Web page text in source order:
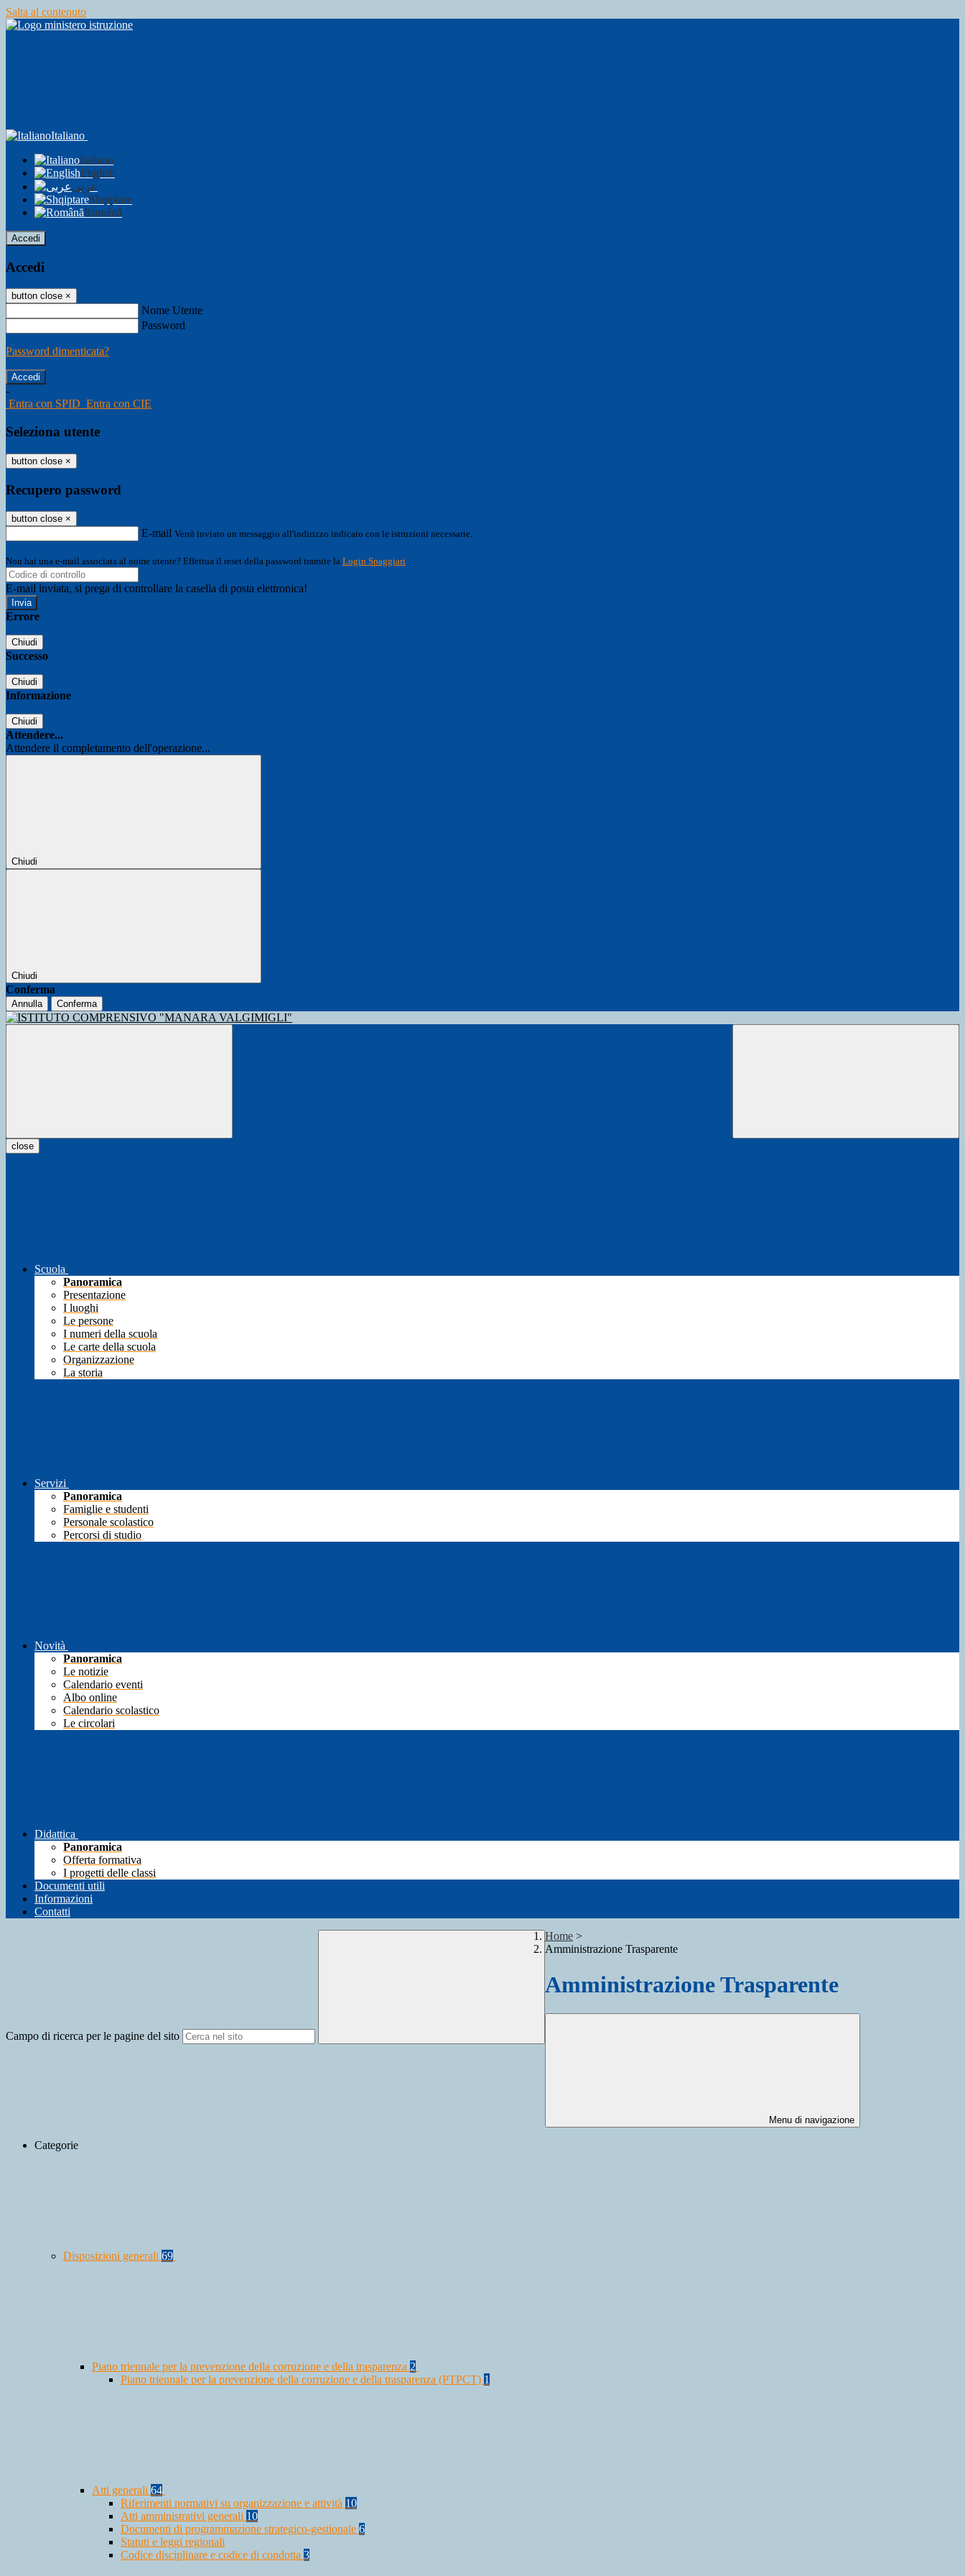
Salta al contenuto
Italiano
Italiano
English
عربى
Shqiptare
Română
Accedi
Accedi
button close ×
Nome Utente
Password
Password dimenticata?
-
Entra con SPID Entra con CIE
Seleziona utente
button close ×
Recupero password
button close ×
E-mail Verrà inviato un messaggio all'indirizzo indicato con le istruzioni necessarie.
Non hai una e-mail associata al nome utente? Effettua il reset della password tramite la Login Spaggiari
E-mail inviata, si prega di controllare la casella di posta elettronica!
Errore
Chiudi
Successo
Chiudi
Informazione
Chiudi
Attendere...
Attendere il completamento dell'operazione...
Chiudi
Chiudi
Conferma
Annulla Conferma
close
Scuola
Panoramica
Presentazione
I luoghi
Le persone
I numeri della scuola
Le carte della scuola
Organizzazione
La storia
Servizi
Panoramica
Famiglie e studenti
Personale scolastico
Percorsi di studio
Novità
Panoramica
Le notizie
Calendario eventi
Albo online
Calendario scolastico
Le circolari
Didattica
Panoramica
Offerta formativa
I progetti delle classi
Documenti utili
Informazioni
Contatti
Campo di ricerca per le pagine del sito
Home >
Amministrazione Trasparente
Amministrazione Trasparente
Menu di navigazione
Categorie
Disposizioni generali 69
Piano triennale per la prevenzione della corruzione e della trasparenza 2
Piano triennale per la prevenzione della corruzione e della trasparenza (PTPCT) 1
Atti generali 64
Riferimenti normativi su organizzazione e attività 10
Atti amministrativi generali 10
Documenti di programmazione strategico-gestionale 6
Statuti e leggi regionali
Codice disciplinare e codice di condotta 3